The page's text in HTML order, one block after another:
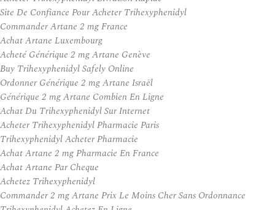
Site De Confiance Pour Acheter Trihexyphenidyl
Commander Artane 2 mg France
Achat Artane Luxembourg
Acheté Générique 2 mg Artane Genève
Buy Trihexyphenidyl Safely Online
Ordonner Générique 2 mg Artane Israël
Générique 2 mg Artane Combien En Ligne
Achat Du Trihexyphenidyl Sur Internet
Acheter Trihexyphenidyl Pharmacie Paris
Trihexyphenidyl Acheter Pharmacie
Achat Artane 2 mg Pharmacie En France
Achat Artane Par Cheque
Achetez Trihexyphenidyl
Commander 2 mg Artane Prix Le Moins Cher Sans Ordonnance